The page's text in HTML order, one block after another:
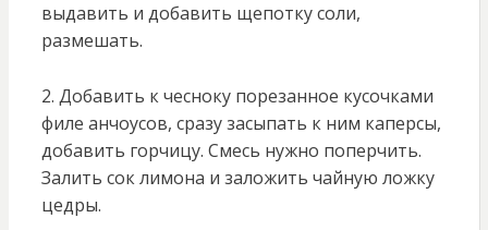
выдавить и добавить щепотку соли,
размешать.
2. Добавить к чесноку порезанное кусочками
филе анчоусов, сразу засыпать к ним каперсы,
добавить горчицу. Смесь нужно поперчить.
Залить сок лимона и заложить чайную ложку
цедры.